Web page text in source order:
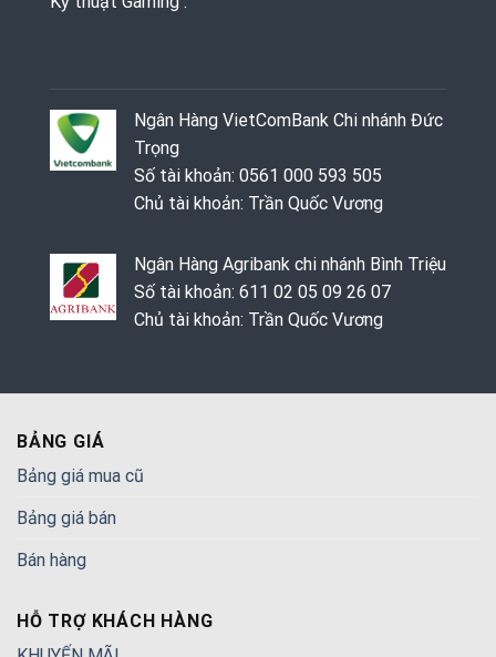
Ngân Hàng VietComBank Chi nhánh Đức
Trọng
Số tài khoản: 0561 000 593 505
Chủ tài khoản: Trần Quốc Vương
Ngân Hàng Agribank chi nhánh Bình Triệu
Số tài khoản: 611 02 05 09 26 07
Chủ tài khoản: Trần Quốc Vương
BẢNG GIÁ
Bảng giá mua cũ
Bảng giá bán
Bán hàng
HỖ TRỢ KHÁCH HÀNG